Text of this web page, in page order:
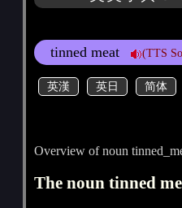
tinned meat (TTS
英漢 英日 简体
Overview of noun
The noun tinned